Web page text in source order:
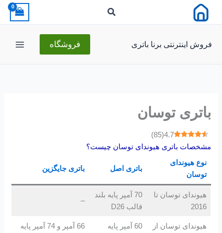
فروش اینترنتی برنا باتری فروشگاه
باتری توسان
4.7
(
85
)
مشخصات باتری هیوندای توسان چیست؟
نوع هیوندای
توسان
باتری اصل باتری جایگزین
هیوندای توسان تا
2016
70 آمپر پایه بلند
قالب D26
–
هیوندای توسان از
60 آمپر پایه
66 آمپر و 74 آمپر پایه